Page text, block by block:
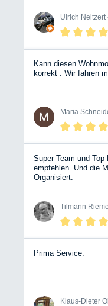
Ulrich Neitzert
Kann diesen
korrekt . Wir fahren
Maria
Super Team und
empfehlen. Und die
Organisiert.
Tilmann
Prima Service.
Klaus-Dieter